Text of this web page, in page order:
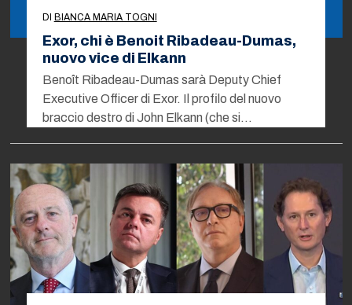
DI BIANCA MARIA TOGNI
Exor, chi è Benoit Ribadeau-Dumas,
nuovo vice di Elkann
Benoît Ribadeau-Dumas sarà Deputy Chief
Executive Officer di Exor. Il profilo del nuovo
braccio destro di John Elkann (che si…